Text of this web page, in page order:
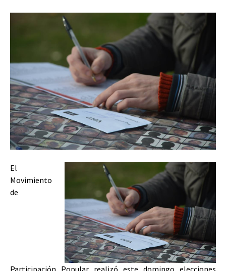
El
Movimiento
de
Participación Popular realizó este domingo elecciones